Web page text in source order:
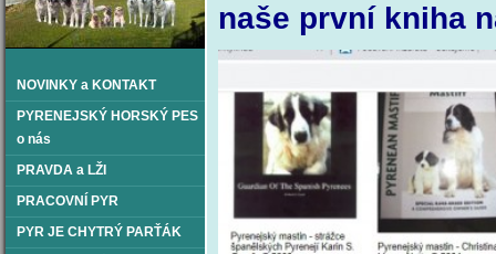
NOVINKY a KONTAKT
PYRENEJSKÝ HORSKÝ PES
o nás
PRAVDA a LŽI
PRACOVNÍ PYR
PYR JE CHYTRÝ PARŤÁK
naše první kniha